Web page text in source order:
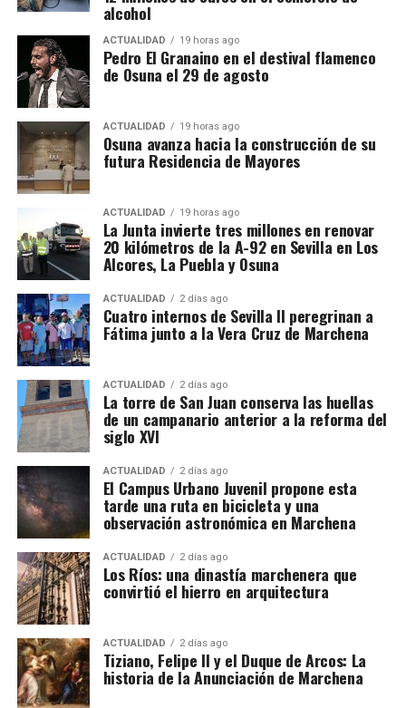
empresas o a los detenidos de La Puebla, de modo
que no sería responsable atribuir nombres o
negocios concretos sin confirmación documental.
han ejecutado actuaciones anteriores entre Sevilla y
Alcalá de Guadaíra, Arahal y Paradas, así como en
otros sectores próximos a Morón y La Puebla de
Cazalla.
El Plan Extraordinario de Asfaltado contempla una
inversión global de 151,5 millones de euros en
Andalucía para intervenir en alrededor de 1.000
kilómetros pertenecientes a 137 carreteras
autonómicas. Para la provincia de Sevilla se
reservan 24 millones de euros destinados a
actuaciones en 43 carreteras.
En el conjunto de Andalucía está previsto actuar
sobre 126 kilómetros de la A-92 repartidos entre las
provincias de Sevilla, Málaga, Granada y Almería.
Las intervenciones incluyen además reparación de
baches y blandones, reposición de pavimentos,
mejora de capas inferiores del firme, repintado de
señalización horizontal y renovación de elementos
de seguridad y balizamiento.
alcohol
ACTUALIDAD 19 horas ago
Pedro El Granaino en el destival flamenco
de Osuna el 29 de agosto
ACTUALIDAD 19 horas ago
Osuna avanza hacia la construcción de su
futura Residencia de Mayores
ACTUALIDAD 19 horas ago
La Junta invierte tres millones en renovar
20 kilómetros de la A-92 en Sevilla en Los
Alcores, La Puebla y Osuna
ACTUALIDAD 2 días ago
Cuatro internos de Sevilla II peregrinan a
Fátima junto a la Vera Cruz de Marchena
ACTUALIDAD 2 días ago
La torre de San Juan conserva las huellas
de un campanario anterior a la reforma del
siglo XVI
ACTUALIDAD 2 días ago
El Campus Urbano Juvenil propone esta
tarde una ruta en bicicleta y una
observación astronómica en Marchena
ACTUALIDAD 2 días ago
Los Ríos: una dinastía marchenera que
convirtió el hierro en arquitectura
ACTUALIDAD 2 días ago
Tiziano, Felipe II y el Duque de Arcos: La
historia de la Anunciación de Marchena